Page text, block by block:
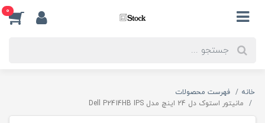
0
خانه
فهرست محصولات
مانیتور استوک دل 24 اینچ مدل Dell P2414HB IPS